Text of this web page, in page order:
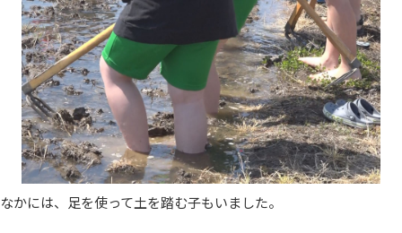
なかには、足を使って土を踏む子もいました。